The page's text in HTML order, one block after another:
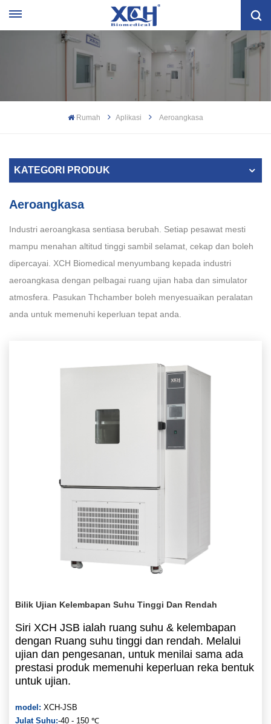
Rumah Aplikasi Aeroangkasa
KATEGORI PRODUK
Aeroangkasa
Industri aeroangkasa sentiasa berubah. Setiap pesawat mesti
mampu menahan altitud tinggi sambil selamat, cekap dan boleh
dipercayai. XCH Biomedical menyumbang kepada industri
aeroangkasa dengan pelbagai ruang ujian haba dan simulator
atmosfera. Pasukan Thchamber boleh menyesuaikan peralatan
anda untuk memenuhi keperluan tepat anda.
Bilik Ujian Kelembapan Suhu Tinggi Dan Rendah
Siri XCH JSB ialah ruang suhu & kelembapan
dengan Ruang suhu tinggi dan rendah. Melalui
ujian dan pengesanan, untuk menilai sama ada
prestasi produk memenuhi keperluan reka bentuk
untuk ujian.
model: XCH-JSB
Julat Suhu:-40 - 150 ℃